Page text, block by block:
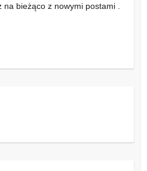
bieżąco z nowymi postami .